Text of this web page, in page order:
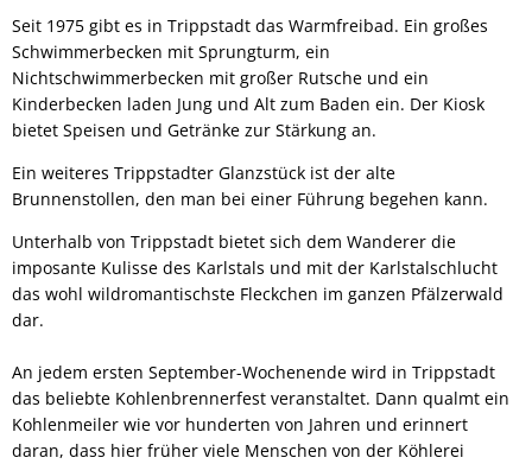
Seit 1975 gibt es in Trippstadt das Warmfreibad. Ein großes
Schwimmerbecken mit Sprungturm, ein
Nichtschwimmerbecken mit großer Rutsche und ein
Kinderbecken laden Jung und Alt zum Baden ein. Der Kiosk
bietet Speisen und Getränke zur Stärkung an.
Ein weiteres Trippstadter Glanzstück ist der alte
Brunnenstollen, den man bei einer Führung begehen kann.
Unterhalb von Trippstadt bietet sich dem Wanderer die
imposante Kulisse des Karlstals und mit der Karlstalschlucht
das wohl wildromantischste Fleckchen im ganzen Pfälzerwald
dar.
An jedem ersten September-Wochenende wird in Trippstadt
das beliebte Kohlenbrennerfest veranstaltet. Dann qualmt ein
Kohlenmeiler wie vor hunderten von Jahren und erinnert
daran, dass hier früher viele Menschen von der Köhlerei